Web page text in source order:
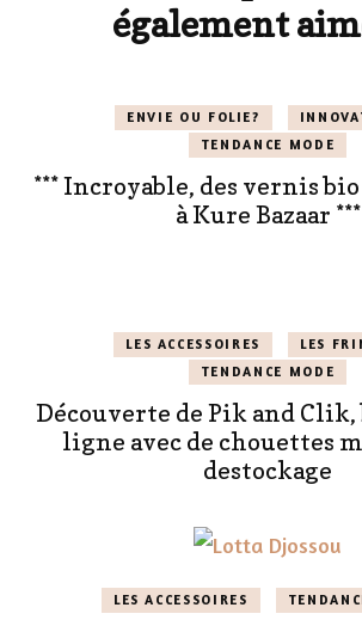
également
ENVIE OU FOLIE?
TENDANCE MODE
*** Incroyable, des vernis
à Kure Bazaar ***
LES ACCESSOIRES
LES
TENDANCE MODE
Découverte de Pik and
ligne avec de chouettes
destockage
LES ACCESSOIRES